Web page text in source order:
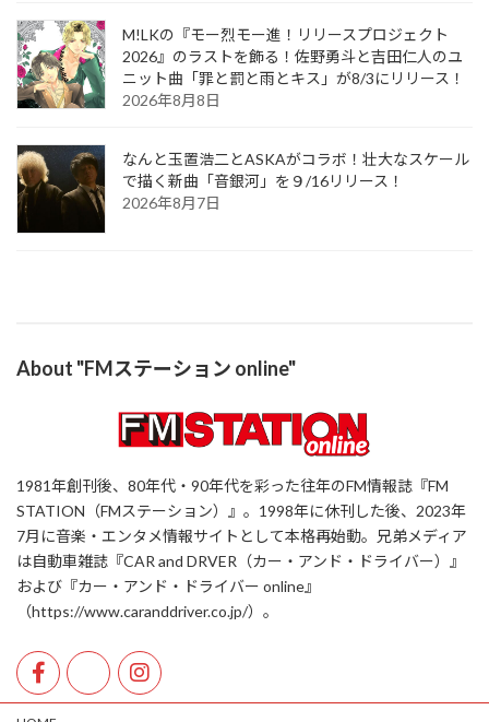
M!LKの『モー烈モー進！リリースプロジェクト
2026』のラストを飾る！佐野勇斗と吉田仁人のユ
ニット曲「罪と罰と雨とキス」が8/3にリリース！
2026年8月8日
なんと玉置浩二とASKAがコラボ！壮大なスケール
で描く新曲「音銀河」を９/16リリース！
2026年8月7日
About "FMステーション online"
1981年創刊後、80年代・90年代を彩った往年のFM情報誌『FM
STATION（FMステーション）』。1998年に休刊した後、2023年
7月に音楽・エンタメ情報サイトとして本格再始動。兄弟メディア
は自動車雑誌『CAR and DRVER（カー・アンド・ドライバー）』
および『カー・アンド・ドライバー online』
（https://www.caranddriver.co.jp/）。